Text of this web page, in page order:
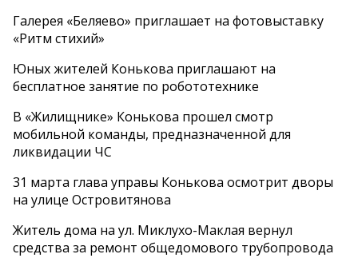
Галерея «Беляево» приглашает на фотовыставку
«Ритм стихий»
Юных жителей Конькова приглашают на
бесплатное занятие по робототехнике
В «Жилищнике» Конькова прошел смотр
мобильной команды, предназначенной для
ликвидации ЧС
31 марта глава управы Конькова осмотрит дворы
на улице Островитянова
Житель дома на ул. Миклухо-Маклая вернул
средства за ремонт общедомового трубопровода